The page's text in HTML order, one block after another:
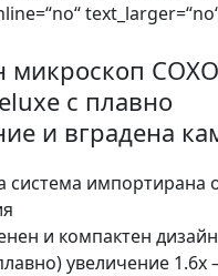
микроскоп
с плавно
и вградена
система импортирана
и компактен дизайн
увеличение 1.6х